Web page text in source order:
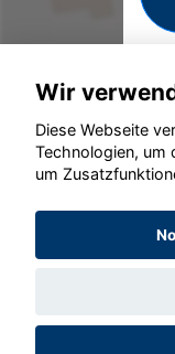
©
Wir
Diese Webseite
Technologien, um
um